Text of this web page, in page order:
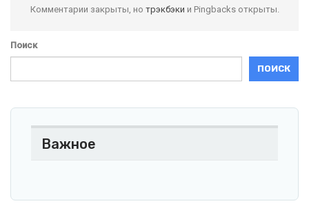
Комментарии закрыты, но трэкбэки и Pingbacks открыты.
Поиск
ПОИСК
Важное